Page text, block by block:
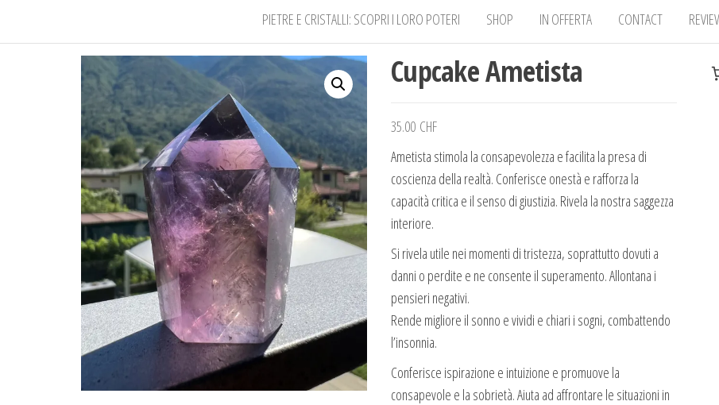
PIETRE E CRISTALLI: SCOPRI I LORO POTERI SHOP IN OFFERTA CONTACT
Cupcake Ametista
35.00 CHF
Ametista stimola la consapevolezza e facilita la presa di
coscienza della realtà. Conferisce onestà e rafforza la
capacità critica e il senso di giustizia. Rivela la nostra saggezza
interiore.
Si rivela utile nei momenti di tristezza, soprattutto dovuti a
danni o perdite e ne consente il superamento. Allontana i
pensieri negativi.
Rende migliore il sonno e vividi e chiari i sogni, combattendo
l’insonnia.
Conferisce ispirazione e intuizione e promuove la
consapevole e la sobrietà. Aiuta ad affrontare le situazioni in